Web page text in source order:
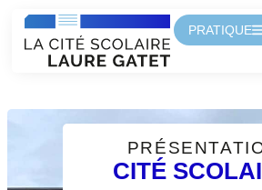
PRATIQUE
CITÉ